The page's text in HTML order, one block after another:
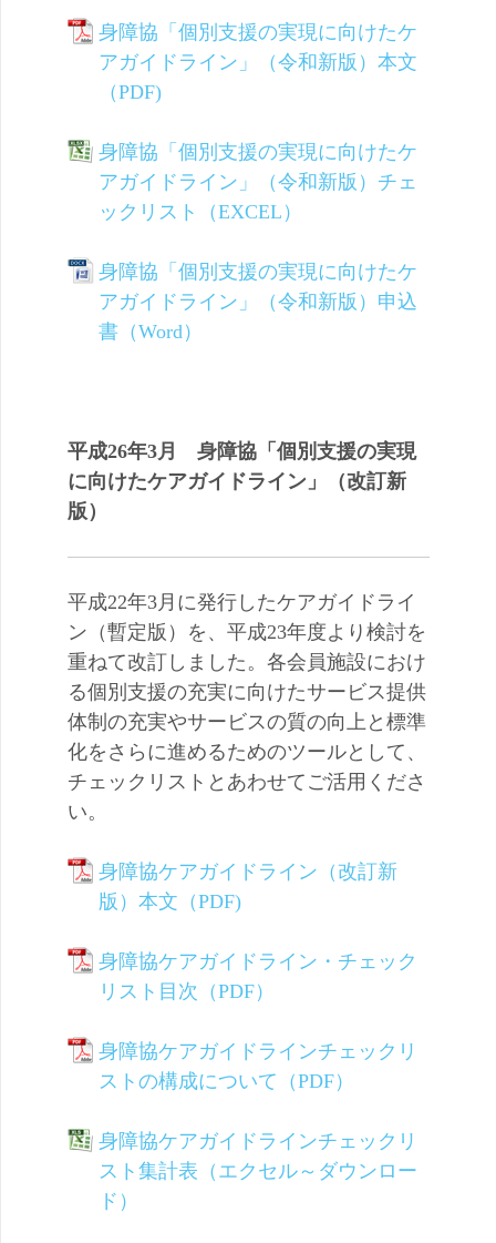
身障協「個別支援の実現に向けたケ
アガイドライン」（令和新版）本文
（PDF)
身障協「個別支援の実現に向けたケ
アガイドライン」（令和新版）チェ
ックリスト（EXCEL）
身障協「個別支援の実現に向けたケ
アガイドライン」（令和新版）申込
書（Word）
平成26年3月 身障協「個別支援の実現
に向けたケアガイドライン」（改訂新
版）
平成22年3月に発行したケアガイドライ
ン（暫定版）を、平成23年度より検討を
重ねて改訂しました。各会員施設におけ
る個別支援の充実に向けたサービス提供
体制の充実やサービスの質の向上と標準
化をさらに進めるためのツールとして、
チェックリストとあわせてご活用くださ
い。
身障協ケアガイドライン（改訂新
版）本文（PDF)
身障協ケアガイドライン・チェック
リスト目次（PDF）
身障協ケアガイドラインチェックリ
ストの構成について（PDF）
身障協ケアガイドラインチェックリ
スト集計表（エクセル～ダウンロー
ド）